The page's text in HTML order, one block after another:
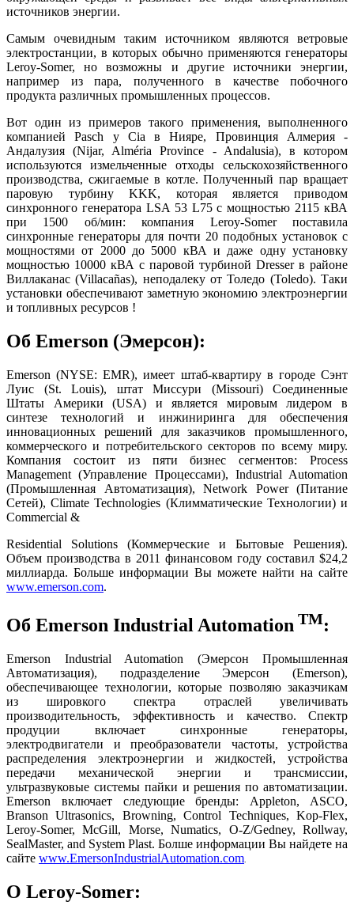
источников энергии.
Самым очевидным таким источником являются ветровые
электростанции, в которых обычно применяются генераторы
Leroy-Somer, но возможны и другие источники энергии,
например из пара, полученного в качестве побочного
продукта различных промышленных процессов.
Вот один из примеров такого применения, выполненного
компанией Pasch y Cia в Нияре, Провинция Алмерия -
Андалузия (Nijar, Alméria Province - Andalusia), в котором
используются измельченные отходы сельскохозяйственного
производства, сжигаемые в котле. Полученный пар вращает
паровую турбину KKK, которая является приводом
синхронного генератора LSA 53 L75 с мощностью 2115 кВА
при 1500 об/мин: компания Leroy-Somer поставила
синхронные генераторы для почти 20 подобных установок с
мощностями от 2000 до 5000 кВА и даже одну установку
мощностью 10000 кВА с паровой турбиной Dresser в районе
Виллаканас (Villacañas), неподалеку от Толедо (Toledo). Таки
установки обеспечивают заметную экономию электроэнергии
и топливных ресурсов !
Об Emerson (Эмерсон):
Emerson (NYSE: EMR), имеет штаб-квартиру в городе Сэнт
Луис (St. Louis), штат Миссури (Missouri) Соединенные
Штаты Америки (USA) и является мировым лидером в
синтезе технологий и инжиниринга для обеспечения
инновационных решений для заказчиков промышленного,
коммерческого и потребительского секторов по всему миру.
Компания состоит из пяти бизнес сегментов: Process
Management (Управление Процессами), Industrial Automation
(Промышленная Автоматизация), Network Power (Питание
Сетей), Climate Technologies (Климматические Технологии) и
Commercial &
Residential Solutions (Коммерческие и Бытовые Решения).
Объем производства в 2011 финансовом году составил $24,2
миллиарда. Больше информации Вы можете найти на сайте
www.emerson.com.
Об Emerson Industrial Automation TM:
Emerson Industrial Automation (Эмерсон Промышленная
Автоматизация), подразделение Эмерсон (Emerson),
обеспечивающее технологии, которые позволяю заказчикам
из шировкого спектра отраслей увеличивать
производительность, эффективность и качество. Спектр
продуции включает синхронные генераторы,
электродвигатели и преобразователи частоты, устройства
распределения электроэнергии и жидкостей, устройства
передачи механической энергии и трансмиссии,
ультразвуковые системы пайки и решения по автоматизации.
Emerson включает следующие бренды: Appleton, ASCO,
Branson Ultrasonics, Browning, Control Techniques, Kop-Flex,
Leroy-Somer, McGill, Morse, Numatics, O-Z/Gedney, Rollway,
SealMaster, and System Plast. Болше информации Вы найдете на
сайте www.EmersonIndustrialAutomation.com
О Leroy-Somer: